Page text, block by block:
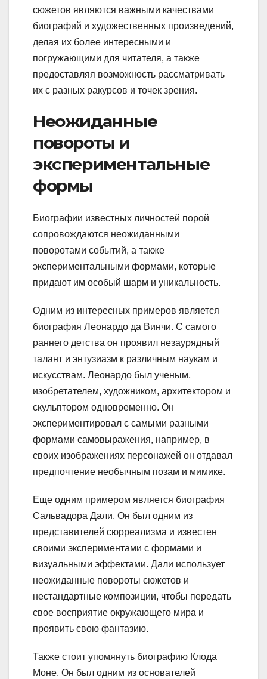
сюжетов являются важными качествами
биографий и художественных произведений,
делая их более интересными и
погружающими для читателя, а также
предоставляя возможность рассматривать
их с разных ракурсов и точек зрения.
Неожиданные
повороты и
экспериментальные
формы
Биографии известных личностей порой
сопровождаются неожиданными
поворотами событий, а также
экспериментальными формами, которые
придают им особый шарм и уникальность.
Одним из интересных примеров является
биография Леонардо да Винчи. С самого
раннего детства он проявил незаурядный
талант и энтузиазм к различным наукам и
искусствам. Леонардо был ученым,
изобретателем, художником, архитектором и
скульптором одновременно. Он
экспериментировал с самыми разными
формами самовыражения, например, в
своих изображениях персонажей он отдавал
предпочтение необычным позам и мимике.
Еще одним примером является биография
Сальвадора Дали. Он был одним из
представителей сюрреализма и известен
своими экспериментами с формами и
визуальными эффектами. Дали использует
неожиданные повороты сюжетов и
нестандартные композиции, чтобы передать
свое восприятие окружающего мира и
проявить свою фантазию.
Также стоит упомянуть биографию Клода
Моне. Он был одним из основателей